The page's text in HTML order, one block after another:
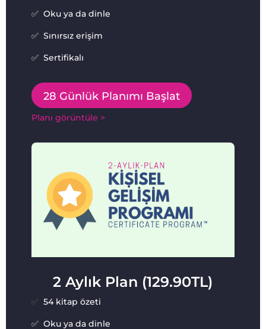
✅ Oku ya da dinle
✅ Sınırsız erişim
✅ Sertifikalı
28 Günlük Planımı Başlat
Planı görüntüle >
2 Aylık Plan (129.90TL)
✅ 54 kitap özeti
✅ Oku ya da dinle